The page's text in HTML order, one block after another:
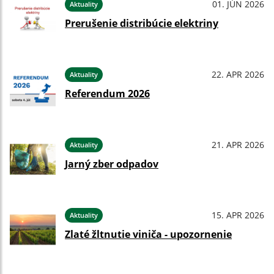
Aktuality 01. JÚN 2026
Prerušenie distribúcie elektriny
Aktuality 22. APR 2026
Referendum 2026
Aktuality 21. APR 2026
Jarný zber odpadov
Aktuality 15. APR 2026
Zlaté žltnutie viniča - upozornenie